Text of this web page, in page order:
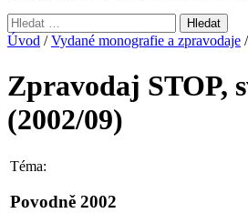
Vyhledávání
Úvod /Vydané monografie a zpravodaje
Zpravodaj STOP,
(2002/09)
Téma:
Povodně 2002